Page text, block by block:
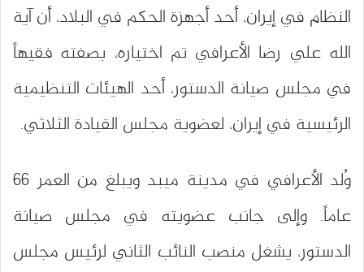
النظام في إيران، أحد أجهزة الحكم في البلاد، أن آية
الله علي رضا الأعرافي تم اختياره، بصفته فقيهاً
في مجلس صيانة الدستور، أحد الهيئات التنظيمية
الرئيسية في إيران، لعضوية مجلس القيادة الثلاثي.
وُلد الأعرافي في مدينة ميبد ويبلغ من العمر 66
عاماً. وإلى جانب عضويته في مجلس صيانة
الدستور، يشغل منصب النائب الثاني لرئيس مجلس